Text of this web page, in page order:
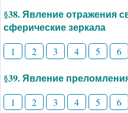
§38. Явление отражения
сферические зеркала
1 2 3 4 5 6
§39. Явление
1 2 3 4 5 6